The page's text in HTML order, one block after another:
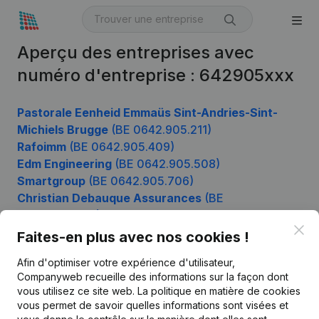
Aperçu des entreprises avec
numéro d'entreprise : 642905xxx
Pastorale Eenheid Emmaüs Sint-Andries-Sint-
Michiels Brugge (BE 0642.905.211)
Rafoimm (BE 0642.905.409)
Edm Engineering (BE 0642.905.508)
Smartgroup (BE 0642.905.706)
Christian Debauque Assurances (BE
Faites-en plus avec nos cookies !
Afin d'optimiser votre expérience d'utilisateur,
Companyweb recueille des informations sur la façon dont
vous utilisez ce site web. La politique en matière de cookies
vous permet de savoir quelles informations sont visées et
Produit
Informations d’entreprise